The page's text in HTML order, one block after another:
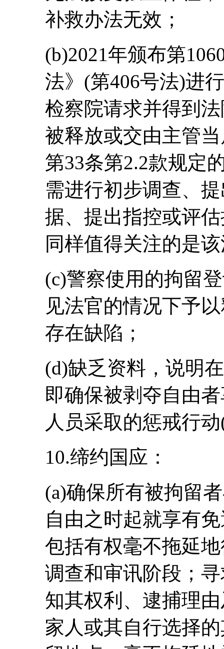
补救办法无效；
(b)2021年颁布第
法》(第406号法)进
检察院请求并得到
被释放或交由主管
第33条第2.2款规定
需进行初步调查、
据、提出指控或评
同样值得关注的是
(c)警察使用的拘留
见法官的情况下予
存在缺陷；
(d)缺乏资料，说明
即确保被剥夺自由
人员采取的惩戒行
10.缔约国应：
(a)确保所有被拘留
自由之时起就享有
包括有权毫不拖延
调查和审讯阶段；
知其权利、逮捕理
家人或其自行选择